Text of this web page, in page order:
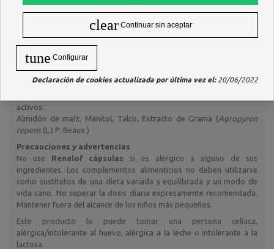
exceso de líquidos.
Reduce el riesgo de infecciones renales:
ayuda a reducir el riesgo de infecciones renales, creando un
¿Cuál es la composición de Renalof
cápsulas?
activos:
Almidón de maíz, Manitol, Talco, Extracto de Grama (Agropyron
repens (L.) P. Beauv.)
Precauciones y advertencias
No use Renalof cápsulas
si es alérgico a alguno de sus
ingredientes. Los complementos alimenticios no deben utilizarse
como sustitutos de una dieta variada y equilibrada y un modo de
vida sano. No superar la dosis diaria expresamente recomendada.
Mantener fuera del alcance de los niños más pequeños.
Este producto lo puede tomar una persona celíaca,
alérgica/intolerante al huevo, alérgica a la leche o intolerante a la
lactosa.
clear Continuar sin aceptar
tune Configurar
Declaración de cookies actualizada por última vez el:20/06/2022